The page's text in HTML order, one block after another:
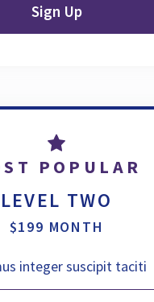
Sign Up
POPULAR
LEVEL TWO
$199 MONTH
integer suscipit taciti